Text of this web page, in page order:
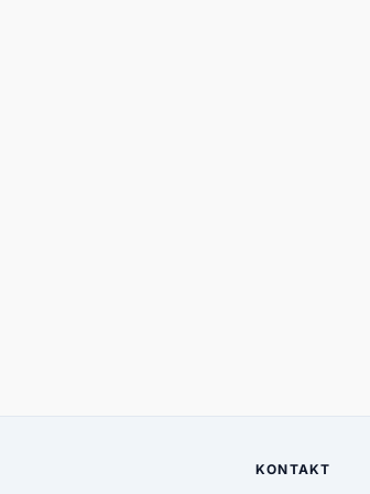
KONTAKT